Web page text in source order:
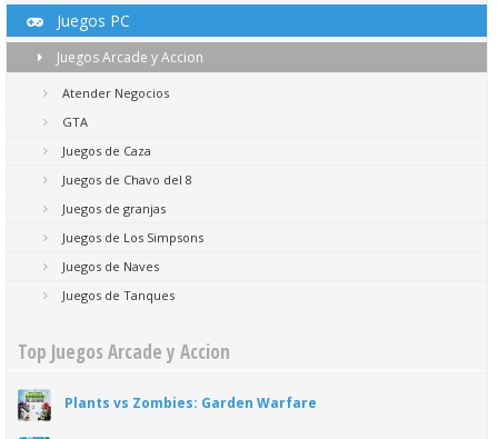
Juegos PC
Juegos Arcade y Accion
Atender Negocios
GTA
Juegos de Caza
Juegos de Chavo del 8
Juegos de granjas
Juegos de Los Simpsons
Juegos de Naves
Juegos de Tanques
Top Juegos Arcade y Accion
Plants vs Zombies: Garden Warfare